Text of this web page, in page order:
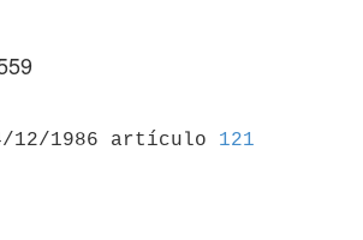
12/1986 artículo 121